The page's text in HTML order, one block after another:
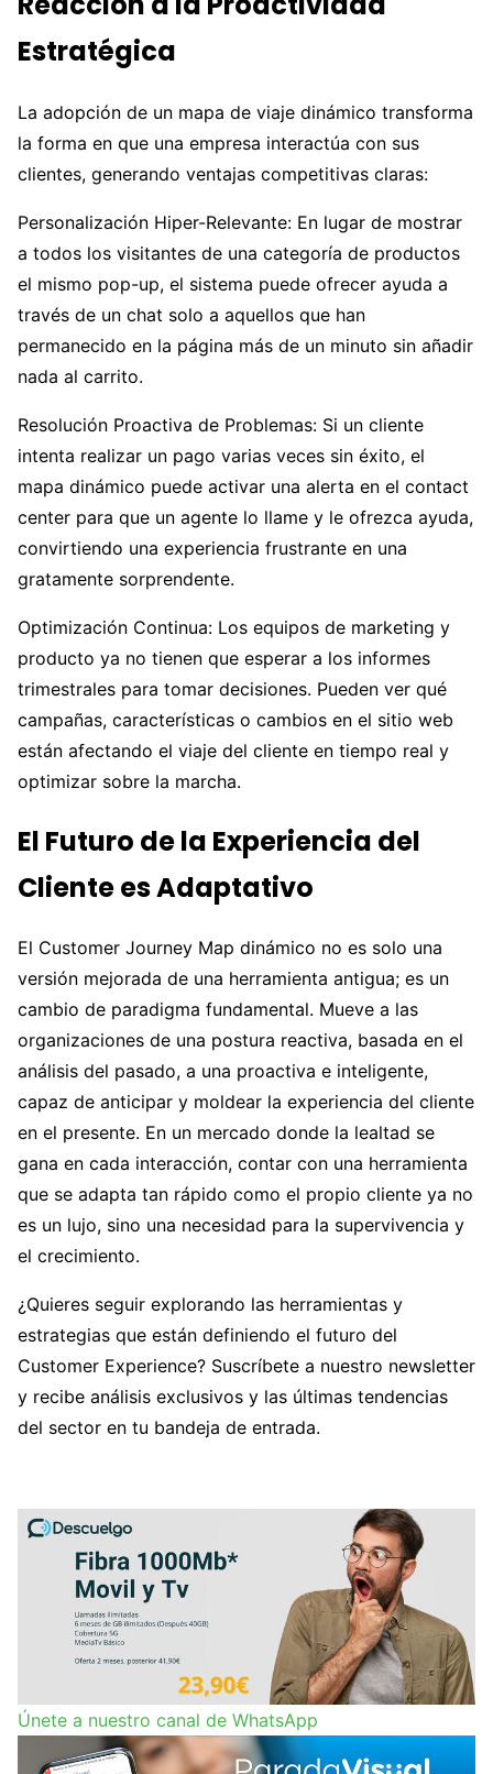
Estratégica
La adopción de un mapa de viaje dinámico transforma
la forma en que una empresa interactúa con sus
clientes, generando ventajas competitivas claras:
Personalización Hiper-Relevante: En lugar de mostrar
a todos los visitantes de una categoría de productos
el mismo pop-up, el sistema puede ofrecer ayuda a
través de un chat solo a aquellos que han
permanecido en la página más de un minuto sin añadir
nada al carrito.
Resolución Proactiva de Problemas: Si un cliente
intenta realizar un pago varias veces sin éxito, el
mapa dinámico puede activar una alerta en el contact
center para que un agente lo llame y le ofrezca ayuda,
convirtiendo una experiencia frustrante en una
gratamente sorprendente.
Optimización Continua: Los equipos de marketing y
producto ya no tienen que esperar a los informes
trimestrales para tomar decisiones. Pueden ver qué
campañas, características o cambios en el sitio web
están afectando el viaje del cliente en tiempo real y
optimizar sobre la marcha.
El Futuro de la Experiencia del
Cliente es Adaptativo
El Customer Journey Map dinámico no es solo una
versión mejorada de una herramienta antigua; es un
cambio de paradigma fundamental. Mueve a las
organizaciones de una postura reactiva, basada en el
análisis del pasado, a una proactiva e inteligente,
capaz de anticipar y moldear la experiencia del cliente
en el presente. En un mercado donde la lealtad se
gana en cada interacción, contar con una herramienta
que se adapta tan rápido como el propio cliente ya no
es un lujo, sino una necesidad para la supervivencia y
el crecimiento.
¿Quieres seguir explorando las herramientas y
estrategias que están definiendo el futuro del
Customer Experience? Suscríbete a nuestro newsletter
y recibe análisis exclusivos y las últimas tendencias
del sector en tu bandeja de entrada.
Únete a nuestro canal de WhatsApp